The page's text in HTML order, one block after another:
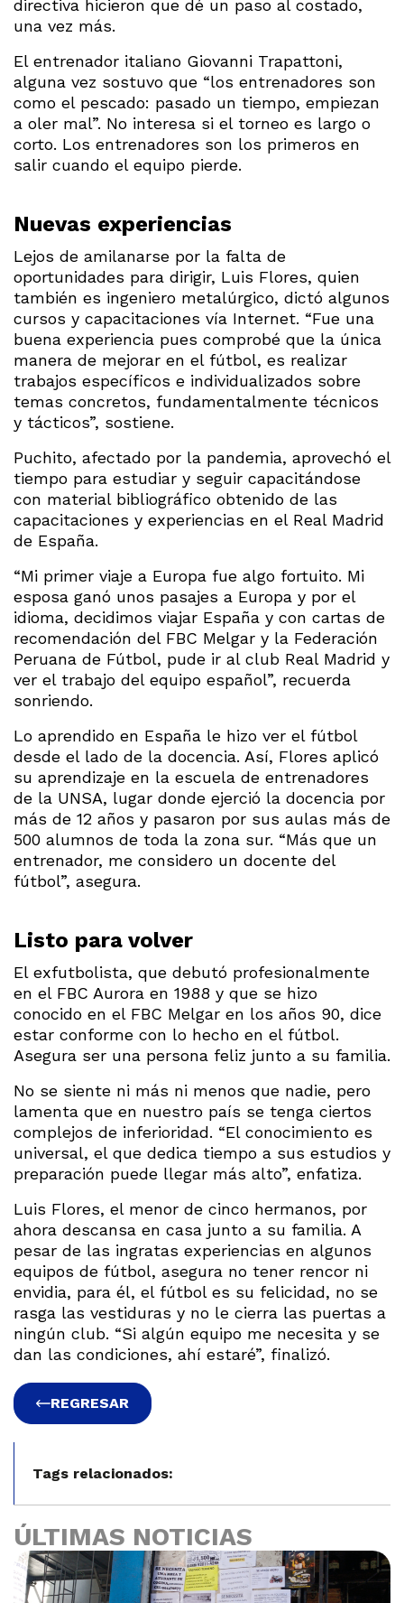
directiva hicieron que dé un paso al costado,
una vez más.
El entrenador italiano Giovanni Trapattoni,
alguna vez sostuvo que “los entrenadores son
como el pescado: pasado un tiempo, empiezan
a oler mal”. No interesa si el torneo es largo o
corto. Los entrenadores son los primeros en
salir cuando el equipo pierde.
Nuevas experiencias
Lejos de amilanarse por la falta de
oportunidades para dirigir, Luis Flores, quien
también es ingeniero metalúrgico, dictó algunos
cursos y capacitaciones vía Internet. “Fue una
buena experiencia pues comprobé que la única
manera de mejorar en el fútbol, es realizar
trabajos específicos e individualizados sobre
temas concretos, fundamentalmente técnicos
y tácticos”, sostiene.
Puchito, afectado por la pandemia, aprovechó el
tiempo para estudiar y seguir capacitándose
con material bibliográfico obtenido de las
capacitaciones y experiencias en el Real Madrid
de España.
“Mi primer viaje a Europa fue algo fortuito. Mi
esposa ganó unos pasajes a Europa y por el
idioma, decidimos viajar España y con cartas de
recomendación del FBC Melgar y la Federación
Peruana de Fútbol, pude ir al club Real Madrid y
ver el trabajo del equipo español”, recuerda
sonriendo.
Lo aprendido en España le hizo ver el fútbol
desde el lado de la docencia. Así, Flores aplicó
su aprendizaje en la escuela de entrenadores
de la UNSA, lugar donde ejerció la docencia por
más de 12 años y pasaron por sus aulas más de
500 alumnos de toda la zona sur. “Más que un
entrenador, me considero un docente del
fútbol”, asegura.
Listo para volver
El exfutbolista, que debutó profesionalmente
en el FBC Aurora en 1988 y que se hizo
conocido en el FBC Melgar en los años 90, dice
estar conforme con lo hecho en el fútbol.
Asegura ser una persona feliz junto a su familia.
No se siente ni más ni menos que nadie, pero
lamenta que en nuestro país se tenga ciertos
complejos de inferioridad. “El conocimiento es
universal, el que dedica tiempo a sus estudios y
preparación puede llegar más alto”, enfatiza.
Luis Flores, el menor de cinco hermanos, por
ahora descansa en casa junto a su familia. A
pesar de las ingratas experiencias en algunos
equipos de fútbol, asegura no tener rencor ni
envidia, para él, el fútbol es su felicidad, no se
rasga las vestiduras y no le cierra las puertas a
ningún club. “Si algún equipo me necesita y se
dan las condiciones, ahí estaré”, finalizó.
REGRESAR
Tags relacionados:
ÚLTIMAS NOTICIAS